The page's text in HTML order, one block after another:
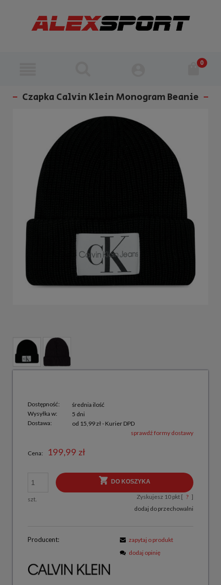
Czapka Calvin Klein Monogram Beanie
Dostępność:
średnia ilość
Wysyłka w:
5 dni
Dostawa:
od 15,99 zł- Kurier DPD
sprawdź formy dostawy
Cena: 199,99 zł
szt.
DO KOSZYKA
Zyskujesz 10pkt [ ? ]
dodaj do przechowalni
Producent:
zapytaj o produkt
dodaj opinię